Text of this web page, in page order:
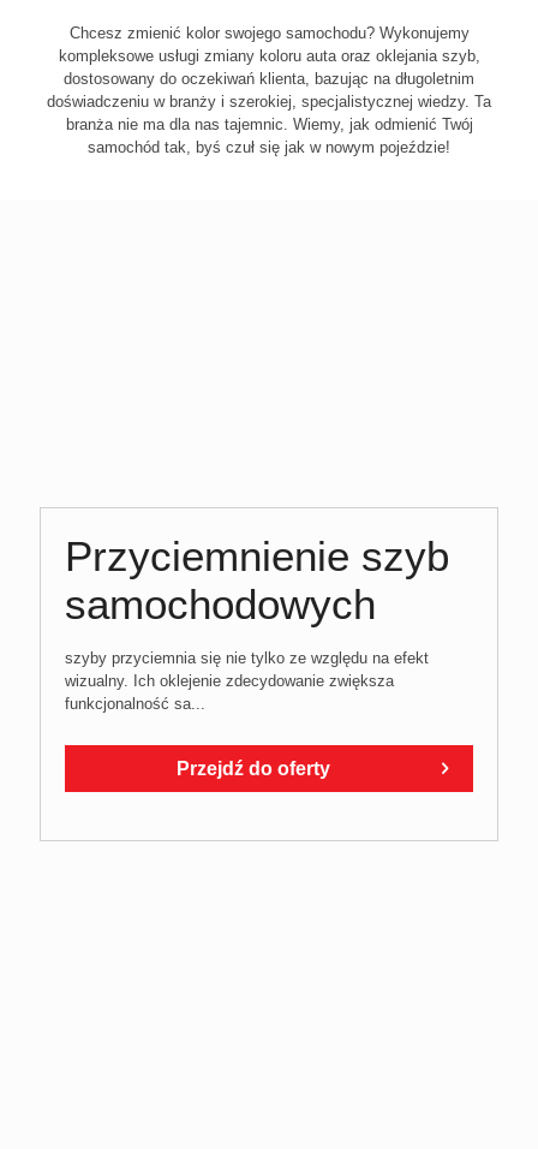
Chcesz zmienić kolor swojego samochodu? Wykonujemy
kompleksowe usługi zmiany koloru auta oraz oklejania szyb,
dostosowany do oczekiwań klienta, bazując na długoletnim
doświadczeniu w branży i szerokiej, specjalistycznej wiedzy. Ta
branża nie ma dla nas tajemnic. Wiemy, jak odmienić Twój
samochód tak, byś czuł się jak w nowym pojeździe!
Przyciemnienie szyb
samochodowych
szyby przyciemnia się nie tylko ze względu na efekt
wizualny. Ich oklejenie zdecydowanie zwiększa
funkcjonalność sa...
Przejdź do oferty